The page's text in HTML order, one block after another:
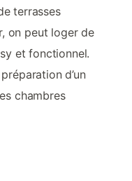
terrasses
on peut loger de
et fonctionnel.
d’un
chambres